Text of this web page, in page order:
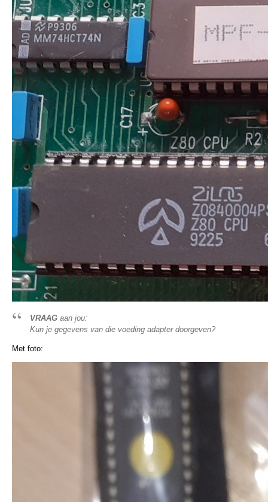
VRAAG aan jou:
Kun je gegevens van die voeding adapter doorgeven?
Met foto: